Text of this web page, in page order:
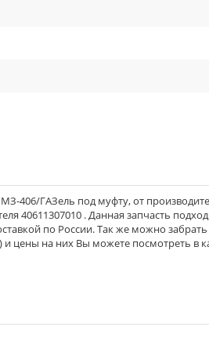
406/ГАЗель под муфту, от
40611307010 . Данная запчасть
по России. Так же можно забрать
и цены на них Вы можете посмотреть в